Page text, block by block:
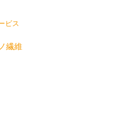
ビス
繊維